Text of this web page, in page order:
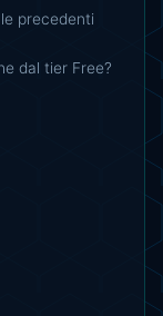
precedenti
dal tier Free?